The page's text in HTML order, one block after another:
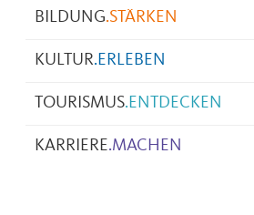
BILDUNG.STÄRKEN
KULTUR.ERLEBEN
TOURISMUS.ENTDECKEN
KARRIERE.MACHEN